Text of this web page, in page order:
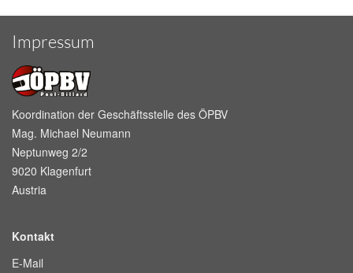
Impressum
Koordination der Geschäftsstelle des ÖPBV
Mag. Michael Neumann
Neptunweg 2/2
9020 Klagenfurt
Austria
Kontakt
E-Mail